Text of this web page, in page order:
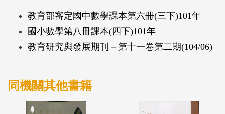
教育部審定國中數學課本第六冊(三下)101年
國小數學第八冊課本(四下)101年
教育研究與發展期刊－第十一卷第二期(104/06)
同機關其他書籍